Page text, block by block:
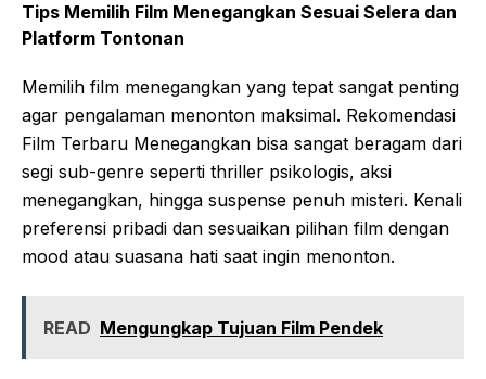
Tips Memilih Film Menegangkan Sesuai Selera dan
Platform Tontonan
Memilih film menegangkan yang tepat sangat penting
agar pengalaman menonton maksimal. Rekomendasi
Film Terbaru Menegangkan bisa sangat beragam dari
segi sub-genre seperti thriller psikologis, aksi
menegangkan, hingga suspense penuh misteri. Kenali
preferensi pribadi dan sesuaikan pilihan film dengan
mood atau suasana hati saat ingin menonton.
READ Mengungkap Tujuan Film Pendek